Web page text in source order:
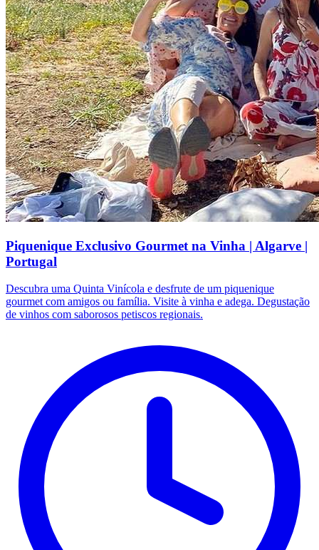
Piquenique Exclusivo Gourmet na Vinha | Algarve |
Portugal
Descubra uma Quinta Vinícola e desfrute de um piquenique
gourmet com amigos ou família. Visite à vinha e adega. Degustação
de vinhos com saborosos petiscos regionais.